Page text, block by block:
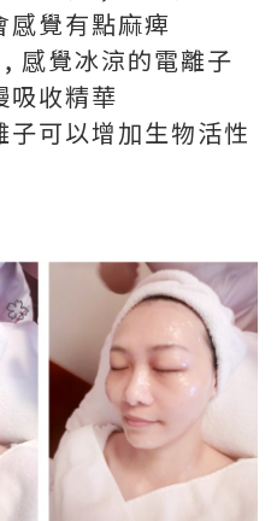
覺有點麻痺
感覺冰涼的電離子
吸收精華
可以增加生物活性